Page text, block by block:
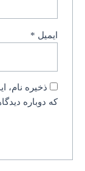
ایمیل *
ذخیره نام،
که دوباره